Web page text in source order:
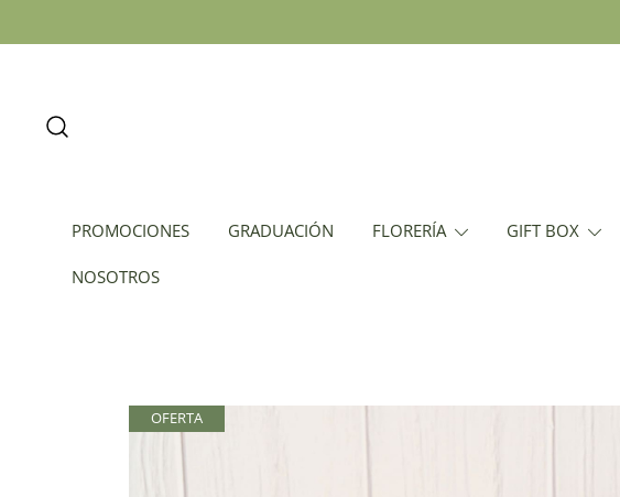
PROMOCIONES GRADUACIÓN FLORERÍA GIFT BOX
NOSOTROS
OFERTA